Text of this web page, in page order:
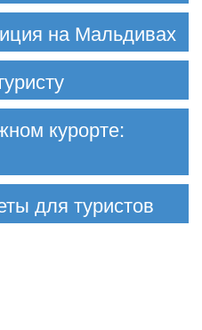
на Мальдивах
курорте:
для туристов